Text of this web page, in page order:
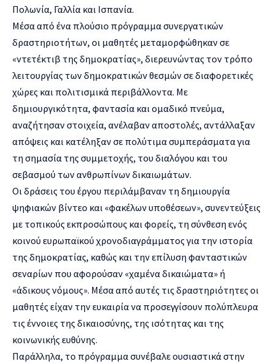
Πολωνία, Γαλλία και Ισπανία.
Μέσα από ένα πλούσιο πρόγραμμα συνεργατικών
δραστηριοτήτων, οι μαθητές μεταμορφώθηκαν σε
«ντετέκτιβ της δημοκρατίας», διερευνώντας τον τρόπο
λειτουργίας των δημοκρατικών θεσμών σε διαφορετικές
χώρες και πολιτισμικά περιβάλλοντα. Με
δημιουργικότητα, φαντασία και ομαδικό πνεύμα,
αναζήτησαν στοιχεία, ανέλαβαν αποστολές, αντάλλαξαν
απόψεις και κατέληξαν σε πολύτιμα συμπεράσματα για
τη σημασία της συμμετοχής, του διαλόγου και του
σεβασμού των ανθρωπίνων δικαιωμάτων.
Οι δράσεις του έργου περιλάμβαναν τη δημιουργία
ψηφιακών βίντεο και «φακέλων υποθέσεων», συνεντεύξεις
με τοπικούς εκπροσώπους και φορείς, τη σύνθεση ενός
κοινού ευρωπαϊκού χρονοδιαγράμματος για την ιστορία
της δημοκρατίας, καθώς και την επίλυση φανταστικών
σεναρίων που αφορούσαν «χαμένα δικαιώματα» ή
«άδικους νόμους». Μέσα από αυτές τις δραστηριότητες οι
μαθητές είχαν την ευκαιρία να προσεγγίσουν πολύπλευρα
τις έννοιες της δικαιοσύνης, της ισότητας και της
κοινωνικής ευθύνης.
Παράλληλα, το πρόγραμμα συνέβαλε ουσιαστικά στην